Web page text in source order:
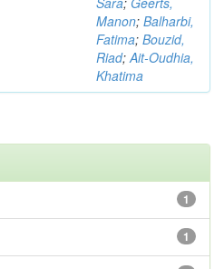
Manon; Balharbi,
Fatima; Bouzid,
Riad;Ait-Oudhia,
Khatima
1
1